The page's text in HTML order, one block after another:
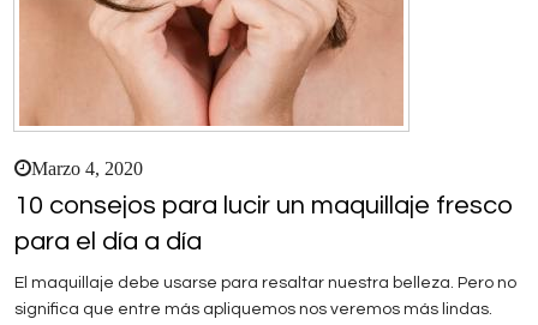
Marzo 4, 2020
10 consejos para lucir un maquillaje fresco
para el día a día
El maquillaje debe usarse para resaltar nuestra belleza. Pero no
significa que entre más apliquemos nos veremos más lindas.